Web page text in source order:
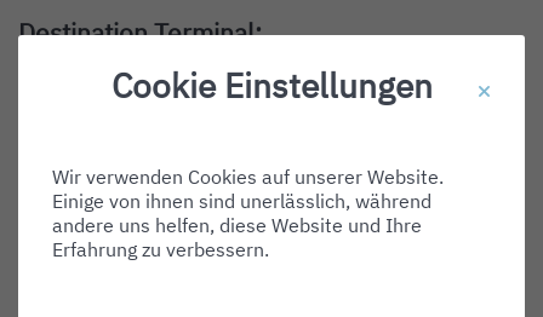
Destination Terminal:
Destination Gate:
Shortname:
Type:
arrival
Cookie Einstellungen
Wir verwenden Cookies auf unserer Website.
Einige von ihnen sind unerlässlich, während
andere uns helfen, diese Website und Ihre
Erfahrung zu verbessern.